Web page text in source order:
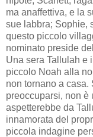
ma anaffettiva, e la
sue labbra; Sophie,
questo piccolo
nominato preside
Una sera Tallulah e
piccolo Noah alla
non tornano a casa.
preoccuparsi, non è
aspetterebbe da
innamorata del
piccola indagine